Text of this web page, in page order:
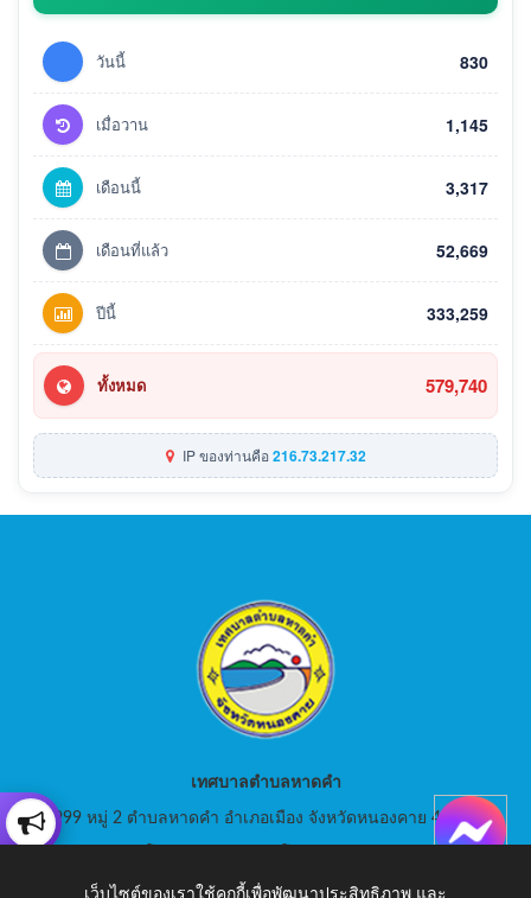
วันนี้ 830
เมื่อวาน 1,145
เดือนนี้ 3,317
เดือนที่แล้ว 52,669
ปีนี้ 333,259
ทั้งหมด 579,740
IP ของท่านคือ216.73.217.32
เทศบาลตำบลหาดคำ
999 หมู่ 2 ตำบลหาดคำ อำเภอเมือง จังหวัดหนองคาย 43000
E-Mail: saraban_05430105@dla.go.th
เว็บไซต์ของเราใช้คุกกี้เพื่อพัฒนาประสิทธิภาพ และ